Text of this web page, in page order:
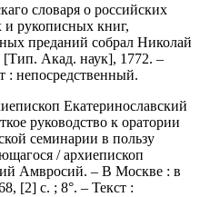
словаря о российских
и рукописных книг,
преданий собрал Николай
[Тип. Акад. наук], 1772. –
: непосредственный.
Екатеринославский
руководство к оратории
семинарии в пользу
/ архиепископ
Амвросий. – В Москве : в
[2] с. ; 8°. – Текст :